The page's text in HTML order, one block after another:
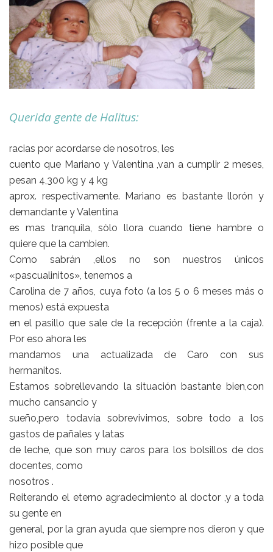
Querida gente de Halitus:
racias por acordarse de nosotros, les
cuento que Mariano y Valentina ,van a cumplir 2 meses,
pesan 4,300 kg y 4 kg
aprox. respectivamente. Mariano es bastante llorón y
demandante y Valentina
es mas tranquila, sòlo llora cuando tiene hambre o
quiere que la cambien.
Como sabrán ,ellos no son nuestros únicos
«pascualinitos», tenemos a
Carolina de 7 años, cuya foto (a los 5 o 6 meses más o
menos) está expuesta
en el pasillo que sale de la recepción (frente a la caja).
Por eso ahora les
mandamos una actualizada de Caro con sus
hermanitos.
Estamos sobrellevando la situación bastante bien,con
mucho cansancio y
sueño,pero todavía sobrevivimos, sobre todo a los
gastos de pañales y latas
de leche, que son muy caros para los bolsillos de dos
docentes, como
nosotros .
Reiterando el eterno agradecimiento al doctor ,y a toda
su gente en
general, por la gran ayuda que siempre nos dieron y que
hizo posible que